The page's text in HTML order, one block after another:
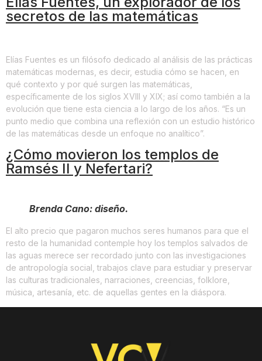
secretos de las matemáticas
Elías Fuentes es un filósofo dedicado al análisis de las prácticas
matemáticas modernas, es decir, estudia cómo se hacen, en
qué contexto y por qué surgen las matemáticas,
específicamente de los siglos XVIII y XIX; así como también a la
evolución que tiene esta ciencia a lo largo de los años. “Es un
punto medio que combina una reflexión con un estudio histórico
de las matemáticas desde un enfoque no analítico”.
¿Cómo movieron los templos de
Ramsés II y Nefertari?
Brenda Cano: diseño.
El alto precio que pagaron muchos seres humanos para que el
resto de la humanidad contemple hoy los templos salvados de
las aguas merece ser recordado junto con las investigaciones
de antropología social, trabajos clave para estudiar y preservar
las culturas tradicionales, narraciones, creencias, folklore,
música, artesanía, etc. de aquellas gentes en la diáspora.